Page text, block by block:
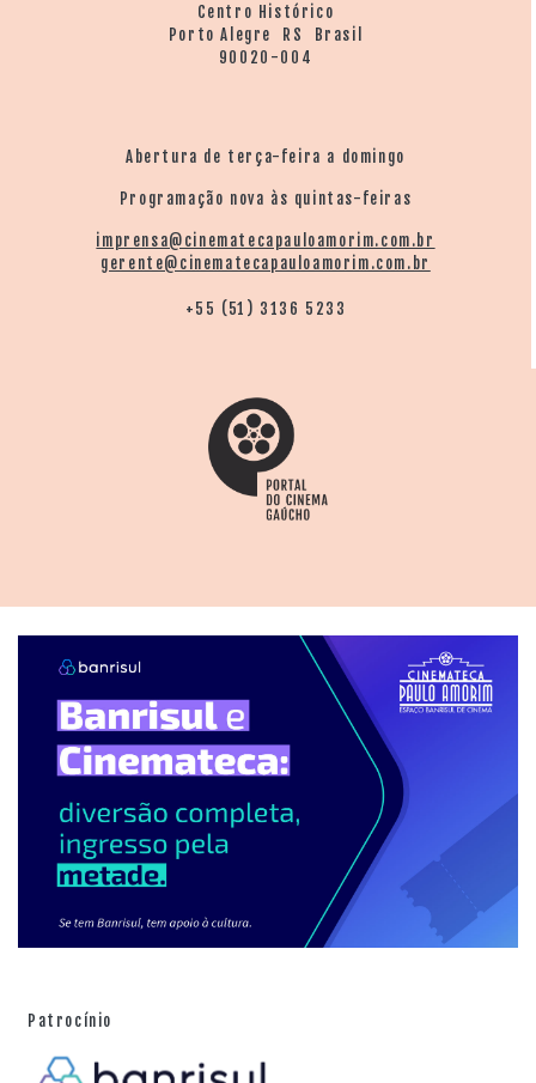
Centro Histórico
Porto Alegre RS Brasil
90020-004
Abertura de terça-feira a domingo
Programação nova às quintas-feiras
imprensa@cinematecapauloamorim.com.br
gerente@cinematecapauloamorim.com.br
+55 (51) 3136 5233
Patrocínio